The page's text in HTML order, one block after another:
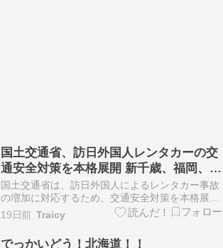
国土交通省、訪日外国人レンタカーの交
通安全対策を本格展開 新千歳、福岡、那
覇空港周辺地域で先行実施
国土交通省は、訪日外国人によるレンタカー事故
の増加に対応するため、交通安全対策を本格展開
する。新千歳空港、福岡空港、那覇空港周辺地域
で先行実施する。 国際免許や外国免許を所持する
外国人運転者によるレンタカーの交通事故件数
19日前 Traicy
でっかいどう！北海道！！